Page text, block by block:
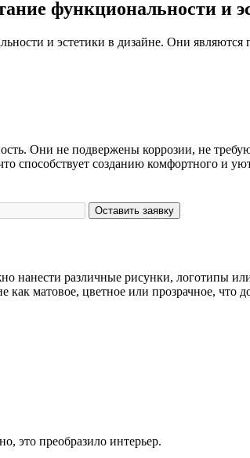
функциональности и
и эстетики в дизайне. Они
Они не подвержены коррозии, не
способствует созданию комфортного и
Оставить заявку
различные рисунки, логотипы
матовое, цветное или прозрачное, что
это преобразило интерьер.